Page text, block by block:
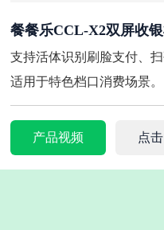
餐餐乐CCL-X2双屏收
支持活体识别刷脸支付、
适用于特色档口消费场景。
产品视频 点